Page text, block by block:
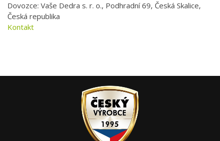
Dovozce: Vaše Dedra s. r. o., Podhradní 69, Česká Skalice,
Česká republika
Kontakt